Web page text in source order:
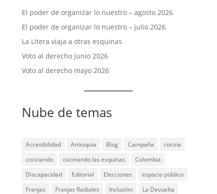
El poder de organizar lo nuestro – agosto 2026
El poder de organizar lo nuestro – julio 2026
La Litera viaja a otras esquinas
Voto al derecho junio 2026
Voto al derecho mayo 2026
Nube de temas
Accesibilidad Antioquia Blog Campaña
cocina
cocinando
cocinando las esquinas
Colombia
Discapacidad
Editorial Elecciones
espacio público
Franjas
Franjas Radiales Inclusión
La Devuelta